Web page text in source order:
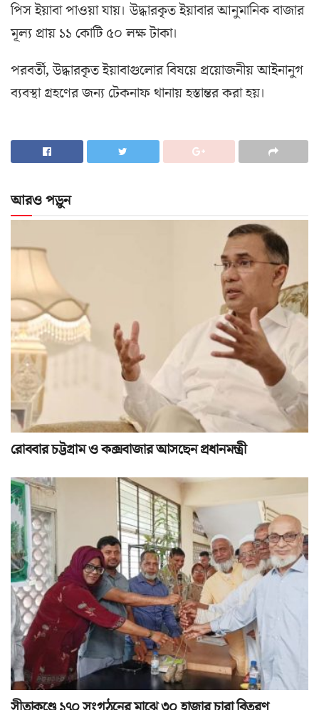
পিস ইয়াবা পাওয়া যায়। উদ্ধারকৃত ইয়াবার আনুমানিক বাজার
মূল্য প্রায় ১১ কোটি ৫০ লক্ষ টাকা।
পরবর্তী, উদ্ধারকৃত ইয়াবাগুলোর বিষয়ে প্রয়োজনীয় আইনানুগ
ব্যবস্থা গ্রহণের জন্য টেকনাফ থানায় হস্তান্তর করা হয়।
আরও পড়ুন
রোববার চট্টগ্রাম ও কক্সবাজার আসছেন প্রধানমন্ত্রী